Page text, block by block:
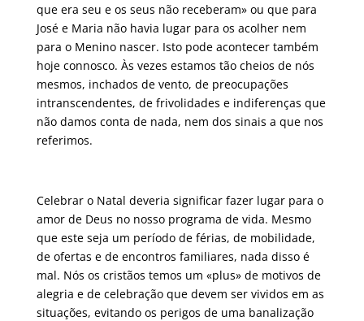
que era seu e os seus não receberam» ou que para
José e Maria não havia lugar para os acolher nem
para o Menino nascer. Isto pode acontecer também
hoje connosco. Às vezes estamos tão cheios de nós
mesmos, inchados de vento, de preocupações
intranscendentes, de frivolidades e indiferenças que
não damos conta de nada, nem dos sinais a que nos
referimos.
Celebrar o Natal deveria significar fazer lugar para o
amor de Deus no nosso programa de vida. Mesmo
que este seja um período de férias, de mobilidade,
de ofertas e de encontros familiares, nada disso é
mal. Nós os cristãos temos um «plus» de motivos de
alegria e de celebração que devem ser vividos em as
situações, evitando os perigos de uma banalização